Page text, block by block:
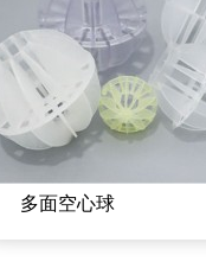
多面空心球